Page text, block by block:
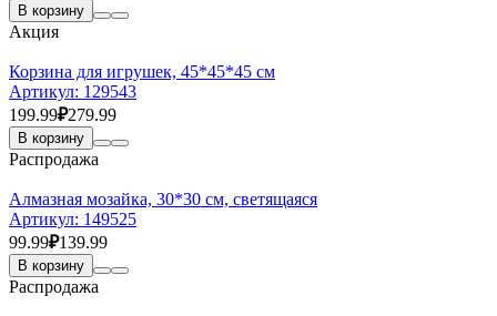
В корзину
Акция
Корзина для игрушек, 45*45*45 см
Артикул: 129543
199.99₽279.99
В корзину
Распродажа
Алмазная мозайка, 30*30 см, светящаяся
Артикул: 149525
99.99₽139.99
В корзину
Распродажа